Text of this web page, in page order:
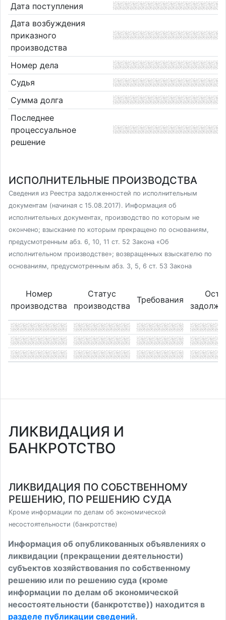
Дата поступления
Дата возбуждения
приказного
производства
Номер дела
Судья
Сумма долга
Последнее
процессуальное
решение
ИСПОЛНИТЕЛЬНЫЕ ПРОИЗВОДСТВА
Сведения из Реестра задолженностей по исполнительным
документам (начиная с 15.08.2017). Информация об
исполнительных документах, производство по которым не
окончено; взыскание по которым прекращено по основаниям,
предусмотренным абз. 6, 10, 11 ст. 52 Закона «Об
исполнительном производстве»; возвращенных взыскателю по
основаниям, предусмотренным абз. 3, 5, 6 ст. 53 Закона
Номер
производства
Статус
производства
Требования
ЛИКВИДАЦИЯ И
БАНКРОТСТВО
ЛИКВИДАЦИЯ ПО СОБСТВЕННОМУ
РЕШЕНИЮ, ПО РЕШЕНИЮ СУДА
Кроме информации по делам об экономической
несостоятельности (банкротстве)
Информация об опубликованных объявлениях о
ликвидации (прекращении деятельности)
субъектов хозяйствования по собственному
решению или по решению суда (кроме
информации по делам об экономической
несостоятельности (банкротстве)) находится в
разделе публикации сведений.